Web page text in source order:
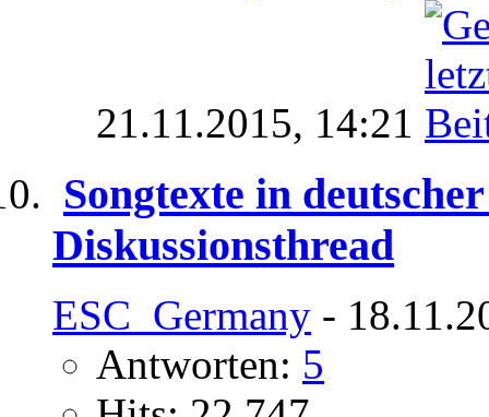
21.11.2015, 14:21
Songtexte in
Diskussionsthread
ESC_Germany -
Antworten: 5